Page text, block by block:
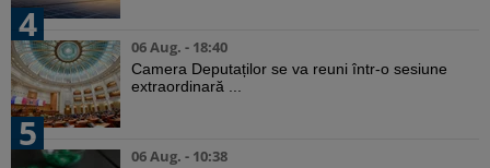
4
06 Aug. - 18:40
Camera Deputaților se va reuni într-o sesiune
extraordinară ...
5
06 Aug. - 10:38